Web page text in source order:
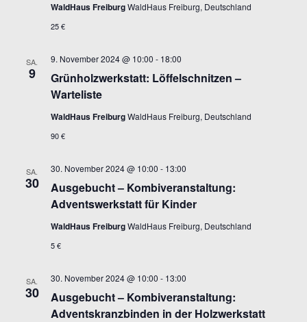
WaldHaus FreiburgWaldHaus Freiburg, Deutschland
25 €
SA.
9
Grünholzwerkstatt: Löffelschnitzen –
Warteliste
9. November 2024 @ 10:00 - 18:00
WaldHaus FreiburgWaldHaus Freiburg, Deutschland
90 €
SA.
30
Ausgebucht – Kombiveranstaltung:
Adventswerkstatt für Kinder
30. November 2024 @ 10:00 - 13:00
WaldHaus FreiburgWaldHaus Freiburg, Deutschland
5 €
SA.
30
Ausgebucht – Kombiveranstaltung:
Adventskranzbinden in der Holzwerkstatt
30. November 2024 @ 10:00 - 13:00